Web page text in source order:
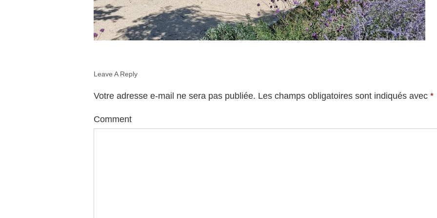
Leave A Reply
Votre adresse e-mail ne sera pas publiée. Les champs obligatoires sont indiqués avec *
Comment